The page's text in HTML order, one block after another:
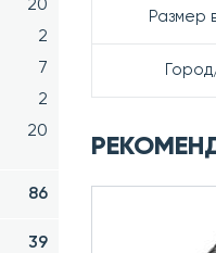
20
2
7
2
20
86
39
Размер